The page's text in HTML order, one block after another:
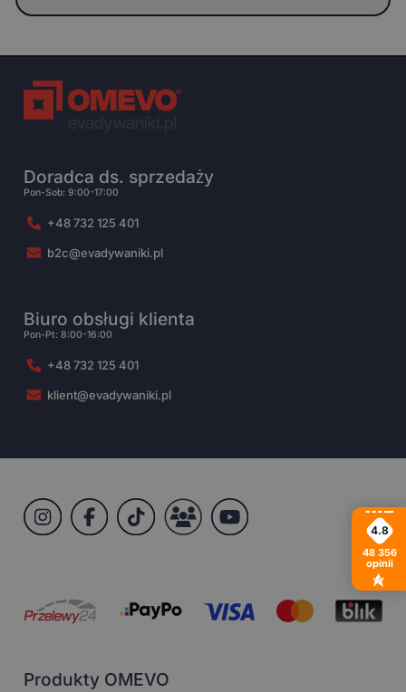
Doradca ds. sprzedaży
Pon-Sob: 9:00-17:00
+48 732 125 401
b2c@evadywaniki.pl
Biuro obsługi klienta
Pon-Pt: 8:00-16:00
+48 732 125 401
klient@evadywaniki.pl
Produkty OMEVO
4.8
48 356
opinii